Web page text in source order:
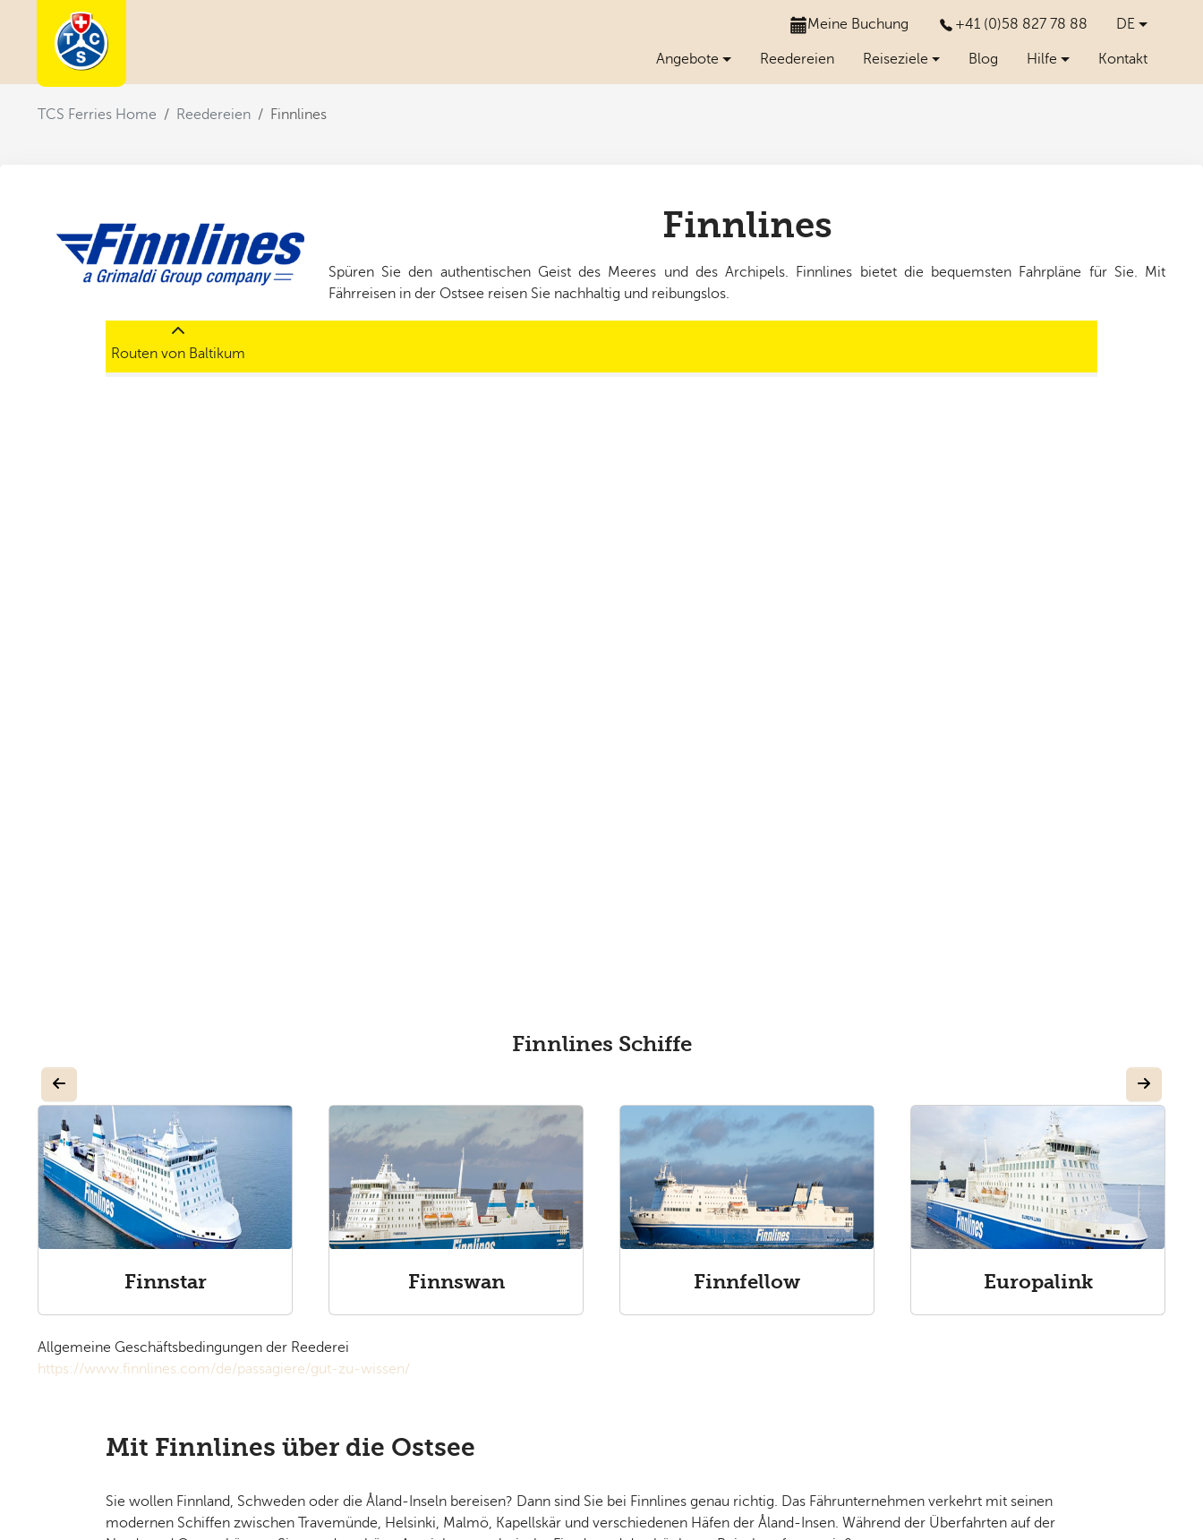
Meine Buchung +41 (0)58 827 78 88 DE
Angebote Reedereien Reiseziele Blog Hilfe Kontakt
TCS Ferries Home Reedereien Finnlines
Finnlines
Spüren Sie den authentischen Geist des Meeres und des Archipels. Finnlines bietet die bequemsten Fahrpläne für Sie. Mit
Fährreisen in der Ostsee reisen Sie nachhaltig und reibungslos.
Routen von Baltikum
Finnlines Schiffe
Finnstar Finnswan Finnfellow Europalink
Allgemeine Geschäftsbedingungen der Reederei
https://www.finnlines.com/de/passagiere/gut-zu-wissen/
Mit Finnlines über die Ostsee
Sie wollen Finnland, Schweden oder die Åland-Inseln bereisen? Dann sind Sie bei Finnlines genau richtig. Das Fährunternehmen verkehrt mit seinen
modernen Schiffen zwischen Travemünde, Helsinki, Malmö, Kapellskär und verschiedenen Häfen der Åland-Insen. Während der Überfahrten auf der